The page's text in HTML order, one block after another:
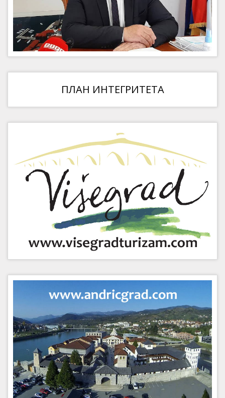
ПЛАН ИНТЕГРИТЕТА